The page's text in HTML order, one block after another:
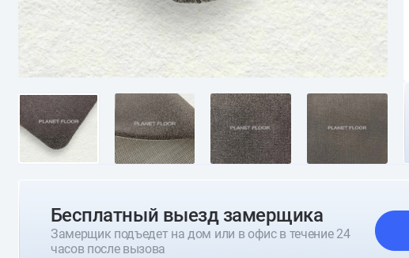
Бесплатный выезд замерщика
Замерщик подъедет на дом или в офис в течение 24
часов после вызова